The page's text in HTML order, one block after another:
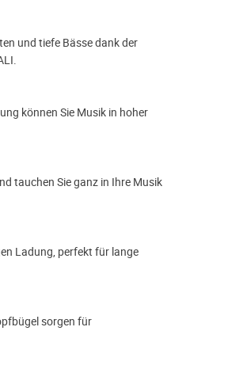
und tiefe Bässe dank der
können Sie Musik in hoher
tauchen Sie ganz in Ihre Musik
Ladung, perfekt für lange
sorgen für